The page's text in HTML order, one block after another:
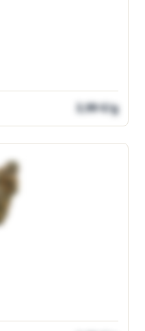
3,99 €/g